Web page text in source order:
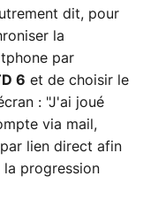
dit, pour
la
par
6 et de choisir le
: "J'ai joué
via mail,
lien direct afin
progression